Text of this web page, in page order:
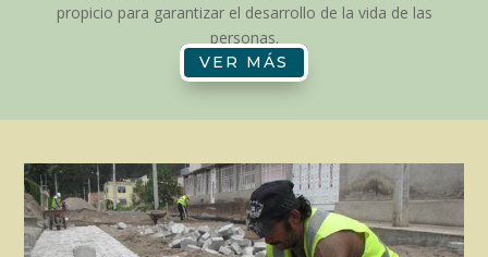
propicio para garantizar el desarrollo de la vida de las
personas.
VER MÁS